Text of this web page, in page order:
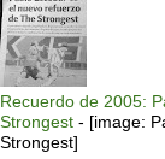
Recuerdo de 2005:
Strongest - [image:
Strongest]